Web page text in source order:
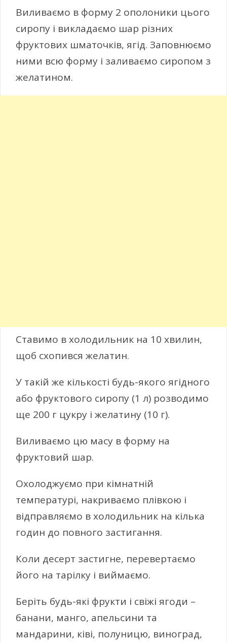
Виливаємо в форму 2 ополоники цього
сиропу і викладаємо шар різних
фруктових шматочків, ягід. Заповнюємо
ними всю форму і заливаємо сиропом з
желатином.
Ставимо в холодильник на 10 хвилин,
щоб схопився желатин.
У такій же кількості будь-якого ягідного
або фруктового сиропу (1 л) розводимо
ще 200 г цукру і желатину (10 г).
Виливаємо цю масу в форму на
фруктовий шар.
Охолоджуємо при кімнатній
температурі, накриваємо плівкою і
відправляємо в холодильник на кілька
годин до повного застигання.
Коли десерт застигне, перевертаємо
його на тарілку і виймаємо.
Беріть будь-які фрукти і свіжі ягоди –
банани, манго, апельсини та
мандарини, ківі, полуницю, виноград,